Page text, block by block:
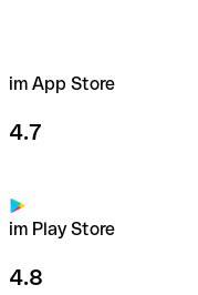
im App Store
4.7
im Play Store
4.8